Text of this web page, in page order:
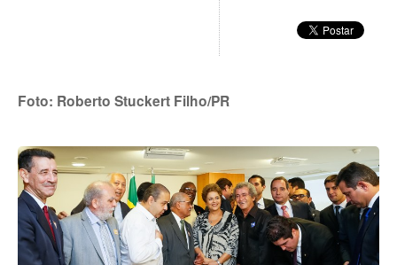
Foto: Roberto Stuckert Filho/PR